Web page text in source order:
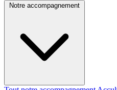
Notre accompagnement